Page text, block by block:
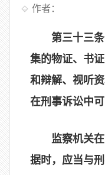
作者：
第三十三
集的物证、书
和辩解、视听
在刑事诉讼中
监察机关
据时，应当与